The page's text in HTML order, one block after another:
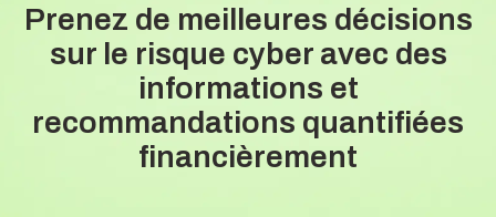
Prenez de meilleures décisions
sur le risque cyber avec des
informations et
recommandations quantifiées
financièrement